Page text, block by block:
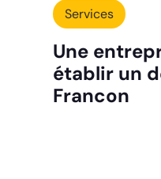
Services
Une
établir un
Francon